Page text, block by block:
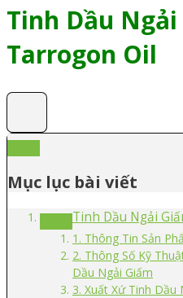
Tinh Dầu Ngải
Tarrogon Oil
Mục lục bài viết
Tinh Dầu Ngải
1. Thông Tin Sản
2. Thông Số Kỹ
Dầu Ngải Giấm
3. Xuất Xứ Tinh Dầu